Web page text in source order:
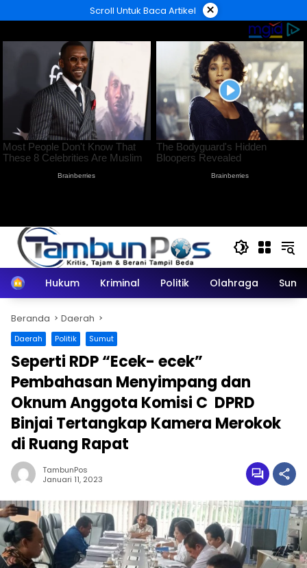
ke
Scroll Untuk Baca Artikel ×
HomeHukum Kriminal Politik Olahraga
Beranda Daerah
Daerah Politik Sumut
Seperti RDP “Ecek- ecek”
Pembahasan Menyimpang dan
Oknum Anggota Komisi C DPRD
Binjai Tertangkap Kamera Merokok
di Ruang Rapat
TambunPos
Januari 11, 2023